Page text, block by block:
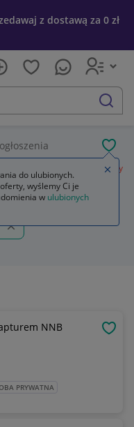
z dostawą za 0 zł
szukaj
ogłoszenia
Bluzy
męskie bluza dla par
NNB
PRYWATNA
do ulubionych.
wyślemy Ci je
w ulubionych